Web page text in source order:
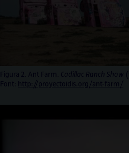
Figura 2. Ant Farm. Cadillac Ranch Show
Font: http://proyectoidis.org/ant-farm/